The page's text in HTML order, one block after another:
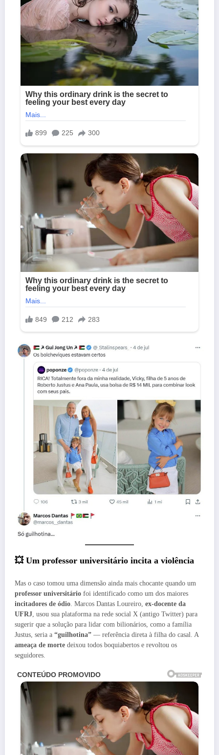
💥 Um professor universitário incita a violência
Mas o caso tomou uma dimensão ainda mais chocante quando um
professor universitário foi identificado como um dos maiores
incitadores de ódio. Marcos Dantas Loureiro, ex-docente da
UFRJ, usou sua plataforma na rede social X (antigo Twitter) para
sugerir que a solução para lidar com bilionários, como a família
Justus, seria a “guilhotina” — referência direta à filha do casal. A
ameaça de morte deixou todos boquiabertos e revoltou os
seguidores.